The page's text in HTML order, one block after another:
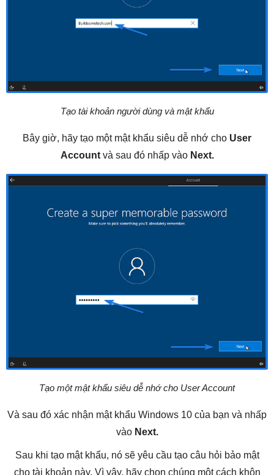
Tạo tài khoản người dùng và mật khẩu
Bây giờ, hãy tạo một mật khẩu siêu dễ nhớ cho User
Accountvà sau đó nhấp vào Next.
Tạo một mật khẩu siêu dễ nhớ cho User Account
Và sau đó xác nhận mật khẩu Windows 10 của bạn và nhấp
vào Next.
Sau khi tạo mật khẩu, nó sẽ yêu cầu tạo câu hỏi bảo mật
cho tài khoản này. Vì vậy, hãy chọn chúng một cách khôn